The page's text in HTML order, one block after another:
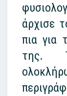
άρχισε
πια για
της.